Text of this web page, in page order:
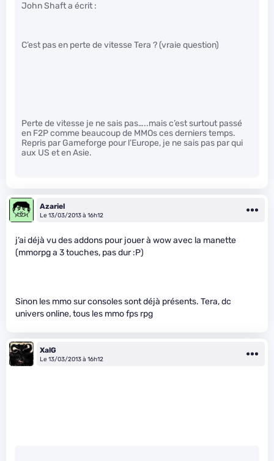
John Shaft a écrit :
C’est pas en perte de vitesse Tera ? (vraie question)
Perte de vitesse je ne sais pas…..mais c’est surtout passé
en F2P comme beaucoup de MMOs ces derniers temps.
Repris par Gameforge pour l’Europe, je ne sais pas par qui
aux US et en Asie.
Azariel
Le 13/03/2013 à 16h12
j’ai déjà vu des addons pour jouer à wow avec la manette
(mmorpg a 3 touches, pas dur :P)
Sinon les mmo sur consoles sont déjà présents. Tera, dc
univers online, tous les mmo fps rpg
XalG
Le 13/03/2013 à 16h12